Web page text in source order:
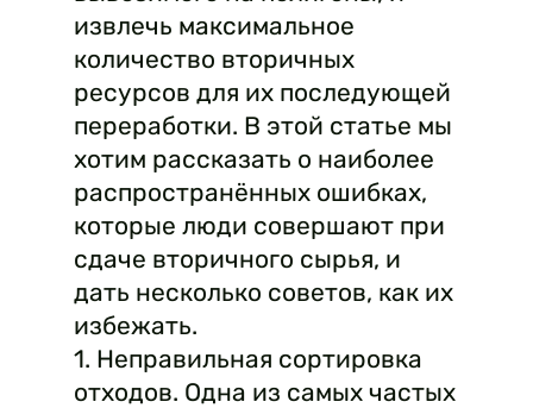
извлечь максимальное
количество вторичных
ресурсов для их последующей
переработки. В этой статье мы
хотим рассказать о наиболее
распространённых ошибках,
которые люди совершают при
сдаче вторичного сырья, и
дать несколько советов, как их
избежать.
1. Неправильная сортировка
отходов. Одна из самых частых